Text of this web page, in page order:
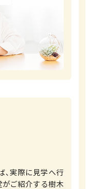
実際に見学へ行
がご紹介する樹木